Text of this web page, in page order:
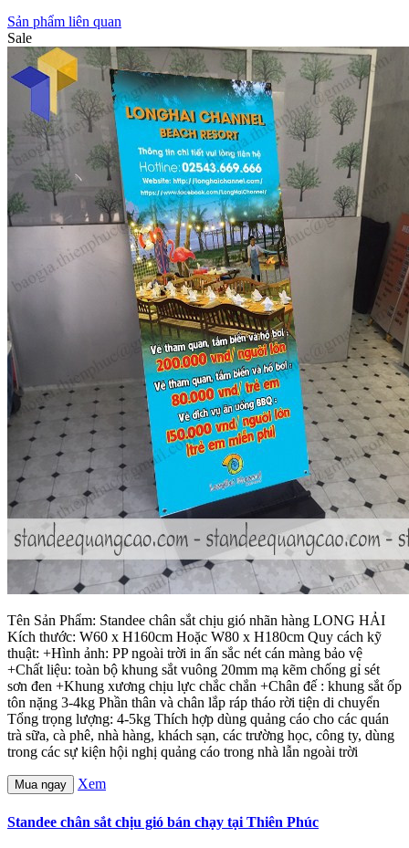
Sản phẩm liên quan
Sale
Tên Sản Phẩm: Standee chân sắt chịu gió nhãn hàng LONG HẢI
Kích thước: W60 x H160cm Hoặc W80 x H180cm Quy cách kỹ
thuật: +Hình ảnh: PP ngoài trời in ấn sắc nét cán màng bảo vệ
+Chất liệu: toàn bộ khung sắt vuông 20mm mạ kẽm chống gỉ sét
sơn đen +Khung xương chịu lực chắc chắn +Chân đế : khung sắt ốp
tôn nặng 3-4kg Phần thân và chân lắp ráp tháo rời tiện di chuyển
Tổng trọng lượng: 4-5kg Thích hợp dùng quảng cáo cho các quán
trà sữa, cà phê, nhà hàng, khách sạn, các trường học, công ty, dùng
trong các sự kiện hội nghị quảng cáo trong nhà lẫn ngoài trời
Mua ngay Xem
Standee chân sắt chịu gió bán chạy tại Thiên Phúc